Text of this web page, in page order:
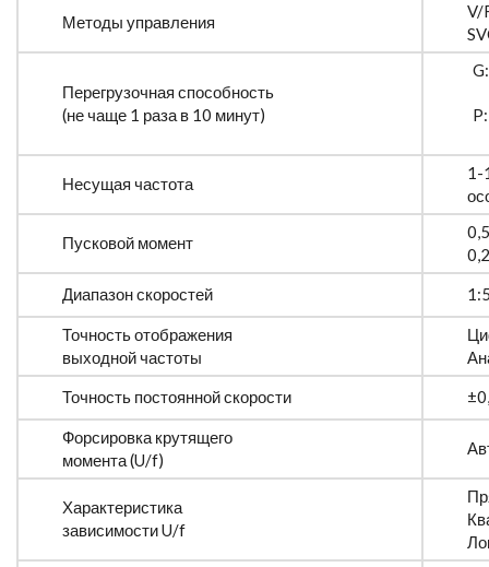
Методы управления
V/
Перегрузочная способность
(не чаще 1 раза в 10 минут)
Несущая частота
1-
Пусковой момент
Диапазон скоростей
Точность отображения
выходной частоты
Точность постоянной скорости
Форсировка крутящего
момента (U/f)
Характеристика
зависимости U/f